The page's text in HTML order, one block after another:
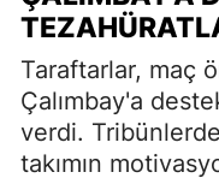
Taraftarlar, maç
Çalımbay'a
verdi.
takımın